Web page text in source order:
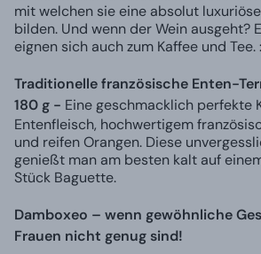
mit welchen sie eine absolut
bilden. Und wenn der Wein ausgeht?
eignen sich auch zum Kaffee und Tee.
Traditionelle französische Enten-
180 g - Eine geschmacklich perfekte
Entenfleisch, hochwertigem
und reifen Orangen. Diese
genießt man am besten kalt auf
Stück Baguette.
Damboxeo – wenn gewöhnliche
Frauen nicht genug sind!